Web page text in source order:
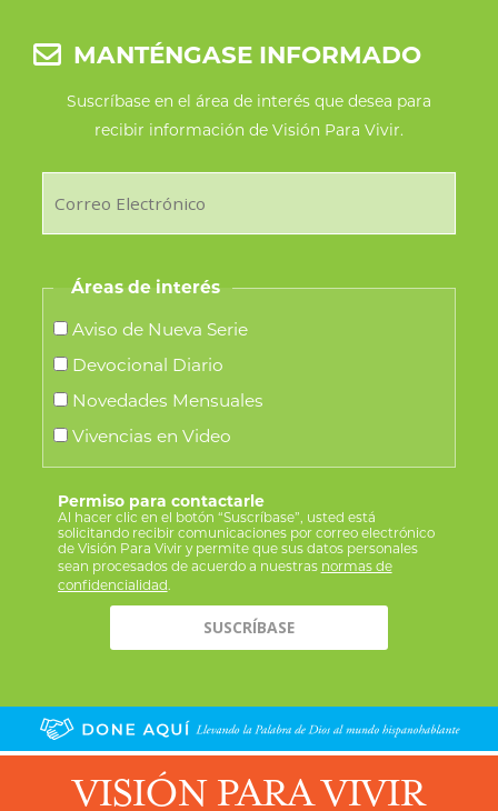
MANTÉNGASE INFORMADO
Suscríbase en el área de interés que desea para
recibir información de Visión Para Vivir.
Áreas de interés
Aviso de Nueva Serie
Devocional Diario
Novedades Mensuales
Vivencias en Video
Permiso para contactarle
Al hacer clic en el botón “Suscríbase”, usted está
solicitando recibir comunicaciones por correo electrónico
de Visión Para Vivir y permite que sus datos personales
sean procesados de acuerdo a nuestras normas de
confidencialidad.
VISIÓN PARA VIVIR